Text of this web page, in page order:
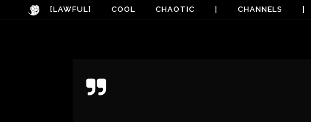
[LAWFUL] COOL CHAOTIC CHANNELS